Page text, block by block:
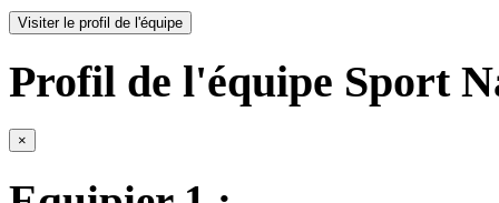
Visiter le profil de l'équipe
Profil de l'équipe Sport
×